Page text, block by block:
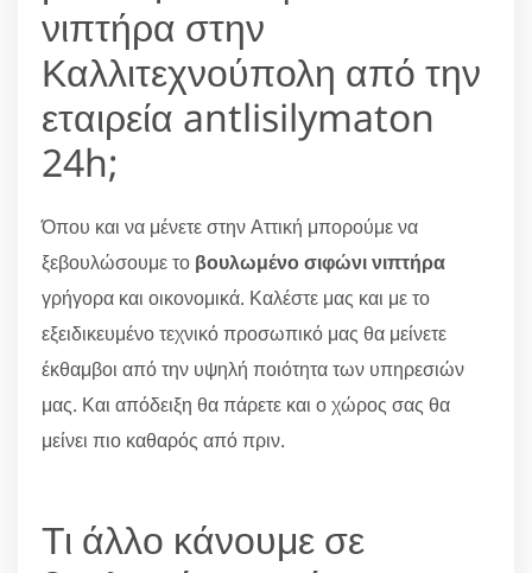
νιπτήρα στην
Καλλιτεχνούπολη από την
εταιρεία antlisilymaton
24h;
Όπου και να μένετε στην Αττική μπορούμε να
ξεβουλώσουμε το βουλωμένο σιφώνι νιπτήρα
γρήγορα και οικονομικά. Καλέστε μας και με το
εξειδικευμένο τεχνικό προσωπικό μας θα μείνετε
έκθαμβοι από την υψηλή ποιότητα των υπηρεσιών
μας. Και απόδειξη θα πάρετε και ο χώρος σας θα
μείνει πιο καθαρός από πριν.
Τι άλλο κάνουμε σε